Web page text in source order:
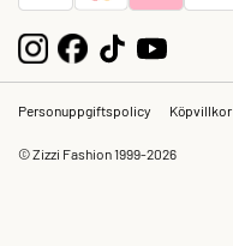
Personuppgiftspolicy Köpvillkor
© Zizzi Fashion 1999-2026